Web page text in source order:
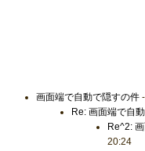
画面端で自動で隠すの件-
Re: 画面端で自
Re^2:
20:24